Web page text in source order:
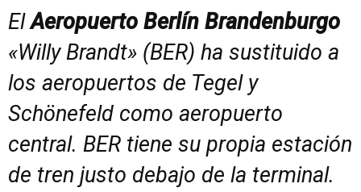
ElAeropuerto Berlín Brandenburgo
«Willy Brandt» (BER) ha sustituido a
los aeropuertos de Tegel y
Schönefeld como aeropuerto
central. BER tiene su propia estación
de tren justo debajo de la terminal.